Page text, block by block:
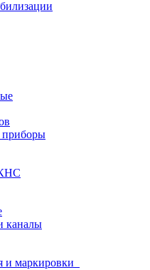
приборы
каналы
и маркировки